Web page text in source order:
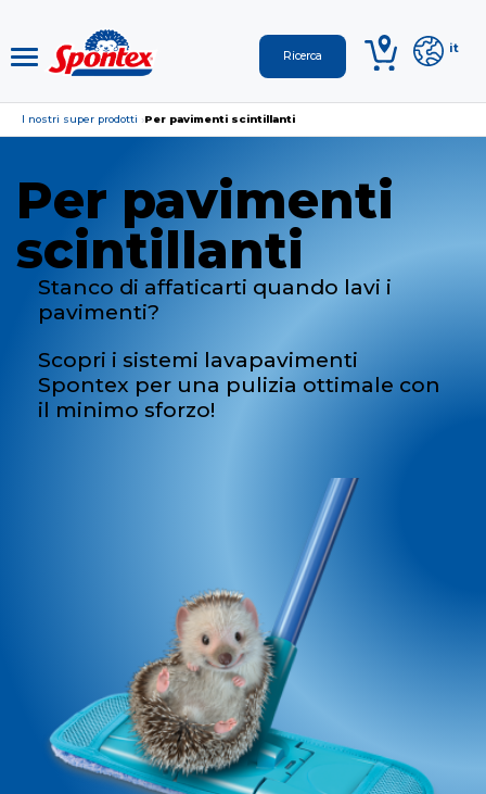
it
I nostri super prodotti ›Per pavimenti scintillanti
Per pavimenti
scintillanti
Stanco di affaticarti quando lavi i
pavimenti?
Scopri i sistemi lavapavimenti
Spontex per una pulizia ottimale con
il minimo sforzo!